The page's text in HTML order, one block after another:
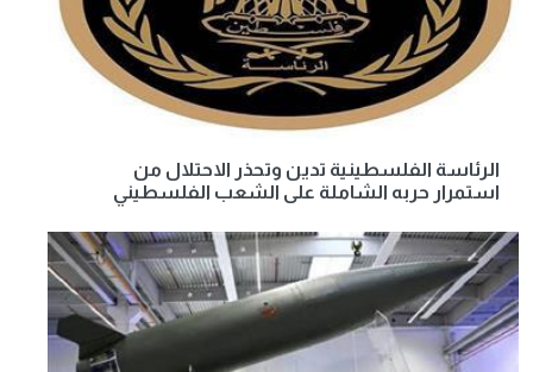
الرئاسة الفلسطينية تدين وتحذر الاحتلال من
استمرار حربه الشاملة على الشعب الفلسطيني